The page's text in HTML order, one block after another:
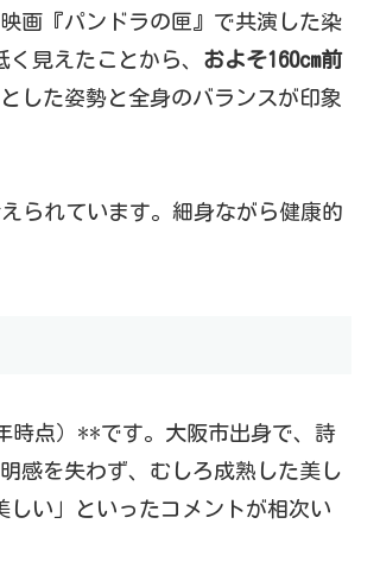
画『パンドラの匣』で共演した染
見えたことから、 およそ160cm前
した姿勢と全身のバランスが印象
えられています。細身ながら健康的
時点）**です。大阪市出身で、詩
感を失わず、むしろ成熟した美し
しい」といったコメントが相次い